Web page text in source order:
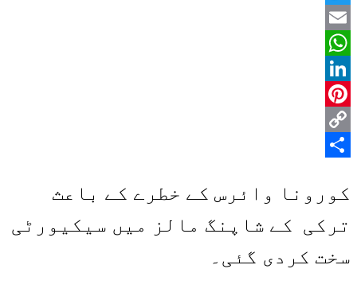
Twitter
Email
WhatsApp
LinkedIn
Pinterest
Copy
کورونا وائرس کے خطرے کے باعث
ترکی کے شاپنگ مالز میں سیکیورٹی
سخت کردی گئی۔